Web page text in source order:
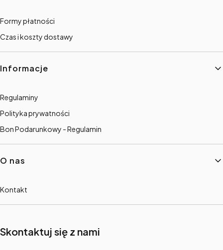
Formy płatności
Czas i koszty dostawy
Informacje
Regulaminy
Polityka prywatności
Bon Podarunkowy - Regulamin
O nas
Kontakt
Skontaktuj się z nami